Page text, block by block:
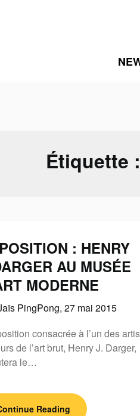
Étiquette :
: HENRY
AU MUSÉE
MODERNE
PingPong, 27 mai 2015
consacrée à l’un des
de l’art brut, Henry J. Darger,
le…
Reading